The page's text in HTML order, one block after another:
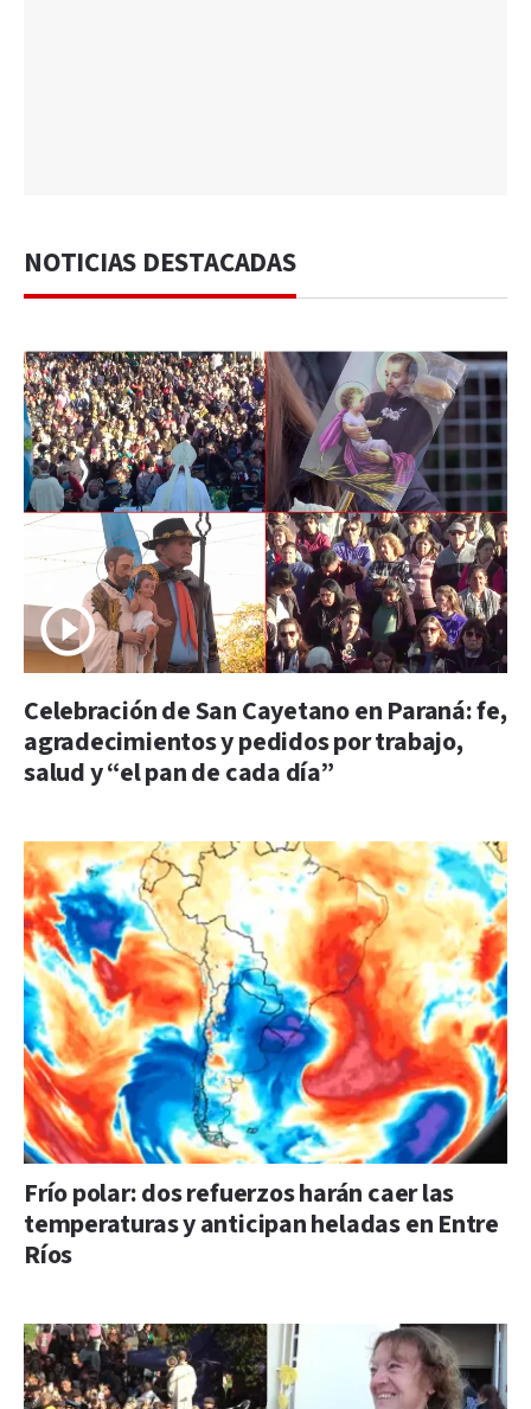
NOTICIAS DESTACADAS
Celebración de San Cayetano en Paraná: fe,
agradecimientos y pedidos por trabajo,
salud y “el pan de cada día”
Frío polar: dos refuerzos harán caer las
temperaturas y anticipan heladas en Entre
Ríos